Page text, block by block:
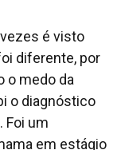
é visto
diferente, por
o medo da
o diagnóstico
Foi um
em estágio